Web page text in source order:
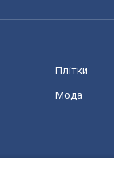
Плітки
Мода